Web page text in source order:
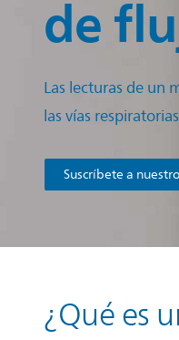
de
Las lecturas de un
las vías
Suscríbete a
¿Qué es